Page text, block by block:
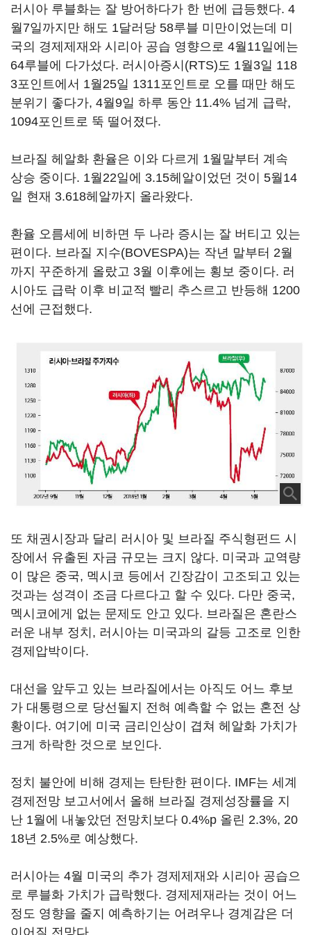
러시아 루블화는 잘 방어하다가 한 번에 급등했다. 4
월7일까지만 해도 1달러당 58루블 미만이었는데 미
국의 경제제재와 시리아 공습 영향으로 4월11일에는
64루블에 다가섰다. 러시아증시(RTS)도 1월3일 118
3포인트에서 1월25일 1311포인트로 오를 때만 해도
분위기 좋다가, 4월9일 하루 동안 11.4% 넘게 급락,
1094포인트로 뚝 떨어졌다.
브라질 헤알화 환율은 이와 다르게 1월말부터 계속
상승 중이다. 1월22일에 3.15헤알이었던 것이 5월14
일 현재 3.618헤알까지 올라왔다.
환율 오름세에 비하면 두 나라 증시는 잘 버티고 있는
편이다. 브라질 지수(BOVESPA)는 작년 말부터 2월
까지 꾸준하게 올랐고 3월 이후에는 횡보 중이다. 러
시아도 급락 이후 비교적 빨리 추스르고 반등해 1200
선에 근접했다.
또 채권시장과 달리 러시아 및 브라질 주식형펀드 시
장에서 유출된 자금 규모는 크지 않다. 미국과 교역량
이 많은 중국, 멕시코 등에서 긴장감이 고조되고 있는
것과는 성격이 조금 다르다고 할 수 있다. 다만 중국,
멕시코에게 없는 문제도 안고 있다. 브라질은 혼란스
러운 내부 정치, 러시아는 미국과의 갈등 고조로 인한
경제압박이다.
대선을 앞두고 있는 브라질에서는 아직도 어느 후보
가 대통령으로 당선될지 전혀 예측할 수 없는 혼전 상
황이다. 여기에 미국 금리인상이 겹쳐 헤알화 가치가
크게 하락한 것으로 보인다.
정치 불안에 비해 경제는 탄탄한 편이다. IMF는 세계
경제전망 보고서에서 올해 브라질 경제성장률을 지
난 1월에 내놓았던 전망치보다 0.4%p 올린 2.3%, 20
18년 2.5%로 예상했다.
러시아는 4월 미국의 추가 경제제재와 시리아 공습으
로 루블화 가치가 급락했다. 경제제재라는 것이 어느
정도 영향을 줄지 예측하기는 어려우나 경계감은 더
이어질 전망다.